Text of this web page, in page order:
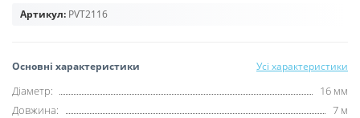
Артикул: PVT2116
Основні характеристики Усі характеристики
Діаметр:
16 мм
Довжина:
7 м